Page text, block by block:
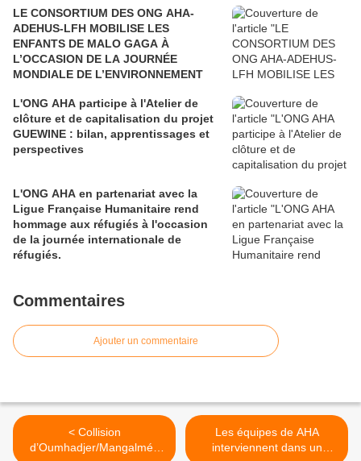
LE CONSORTIUM DES ONG AHA-
ADEHUS-LFH MOBILISE LES
ENFANTS DE MALO GAGA À
L’OCCASION DE LA JOURNÉE
MONDIALE DE L’ENVIRONNEMENT
L'ONG AHA participe à l'Atelier de
clôture et de capitalisation du projet
GUEWINE : bilan, apprentissages et
perspectives
L'ONG AHA en partenariat avec la
Ligue Française Humanitaire rend
hommage aux réfugiés à l'occasion
de la journée internationale de
réfugiés.
Commentaires
Ajouter un commentaire
< Collision
d’Oumhadjer/Mangalmé :
Les équipes de AHA
interviennent dans un